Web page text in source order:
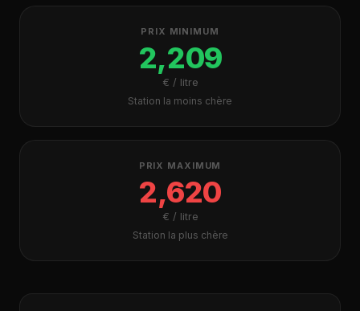
PRIX MINIMUM
2,209
€ / litre
Station la moins chère
PRIX MAXIMUM
2,620
€ / litre
Station la plus chère